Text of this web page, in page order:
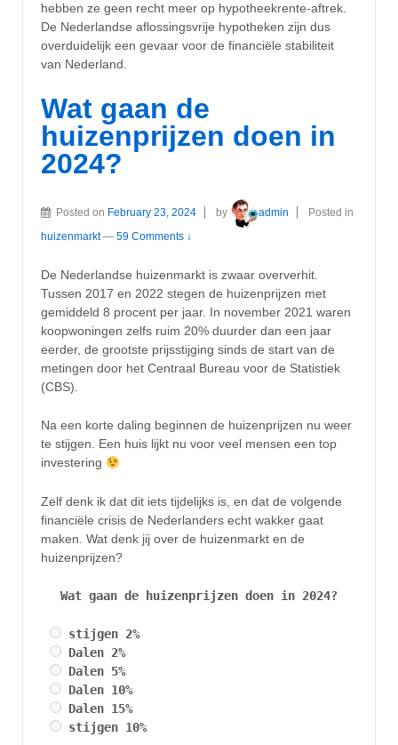
hebben ze geen recht meer op hypotheekrente-aftrek.
De Nederlandse aflossingsvrije hypotheken zijn dus
overduidelijk een gevaar voor de financiële stabiliteit
van Nederland.
Wat gaan de
huizenprijzen doen in
2024?
Posted on February 23, 2024 by admin
Posted in
huizenmarkt — 59 Comments ↓
De Nederlandse huizenmarkt is zwaar oververhit.
Tussen 2017 en 2022 stegen de huizenprijzen met
gemiddeld 8 procent per jaar. In november 2021 waren
koopwoningen zelfs ruim 20% duurder dan een jaar
eerder, de grootste prijsstijging sinds de start van de
metingen door het Centraal Bureau voor de Statistiek
(CBS).
Na een korte daling beginnen de huizenprijzen nu weer
te stijgen. Een huis lijkt nu voor veel mensen een top
investering
Zelf denk ik dat dit iets tijdelijks is, en dat de volgende
financiële crisis de Nederlanders echt wakker gaat
maken. Wat denk jij over de huizenmarkt en de
huizenprijzen?
Wat gaan de huizenprijzen doen in 2024?
stijgen 2%
Dalen 2%
Dalen 5%
Dalen 10%
Dalen 15%
stijgen 10%